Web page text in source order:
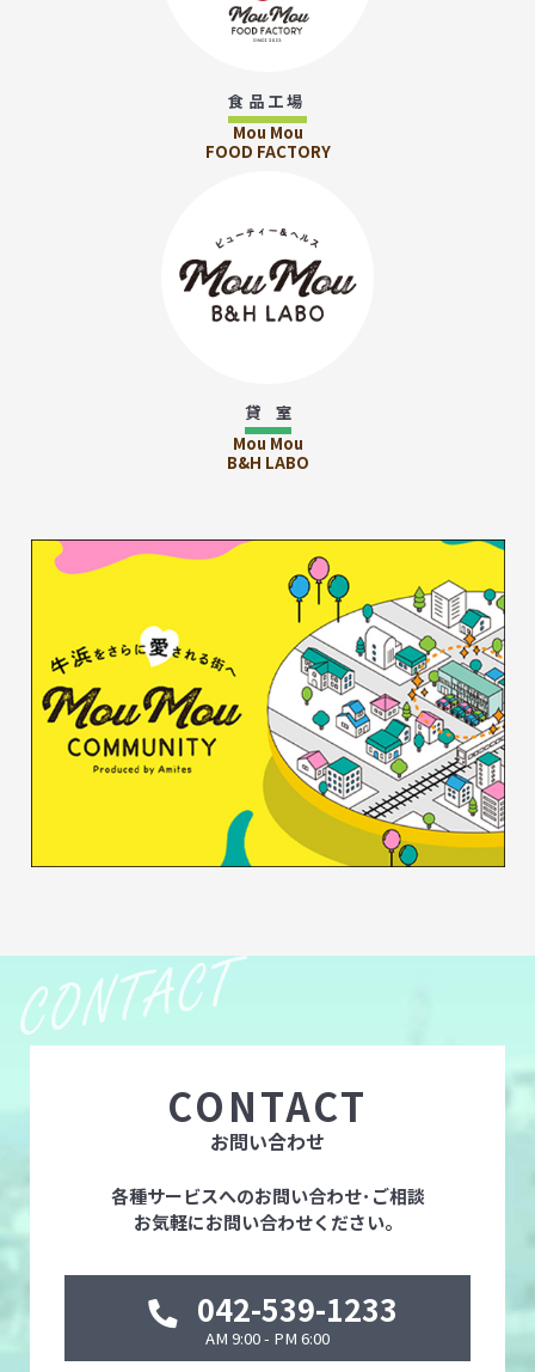
食品工場
Mou Mou
FOOD FACTORY
貸 室
Mou Mou
B&H LABO
CONTACT
お問い合わせ
各種サービスへのお問い合わせ･ご相談
お気軽にお問い合わせください。
042-539-1233
AM 9:00 - PM 6:00